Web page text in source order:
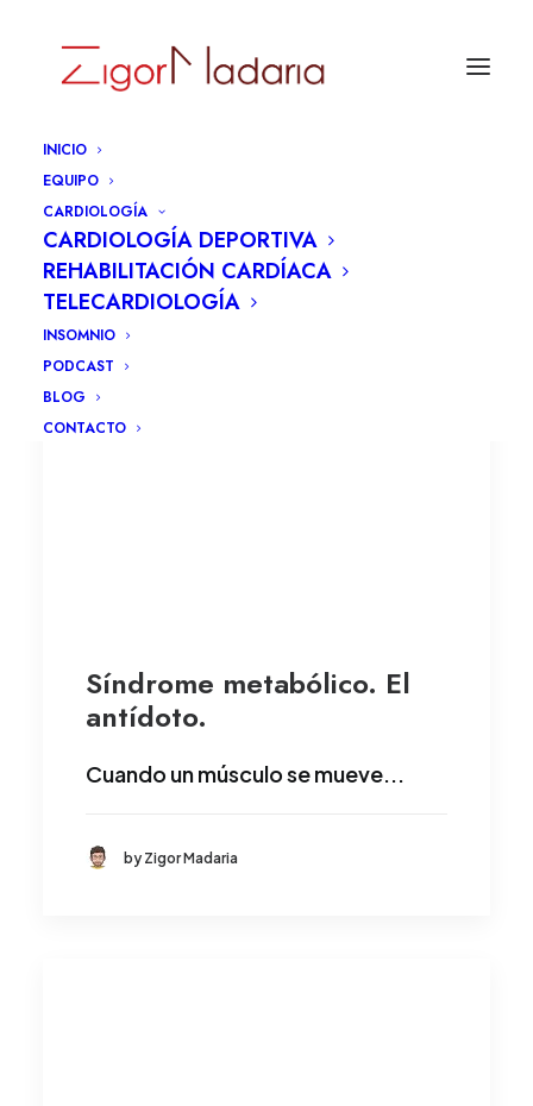
INICIO
EQUIPO
CARDIOLOGÍA
CARDIOLOGÍA DEPORTIVA
REHABILITACIÓN CARDÍACA
TELECARDIOLOGÍA
INSOMNIO
PODCAST
BLOG
CONTACTO
Síndrome metabólico. El
antídoto.
Cuando un músculo se mueve...
by Zigor Madaria